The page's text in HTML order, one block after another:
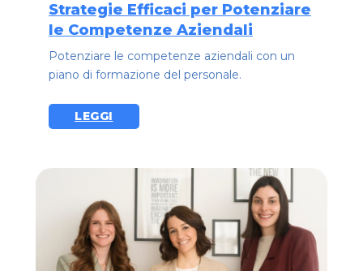
Strategie Efficaci per Potenziare
le Competenze Aziendali
Potenziare le competenze aziendali con un
piano di formazione del personale.
LEGGI